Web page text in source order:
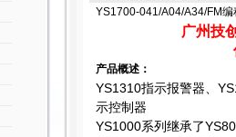
YS1700-041/A04/A34/FM编
广州技
产品概述：
YS1310指示报警器、
示控制器
YS1000系列继承了